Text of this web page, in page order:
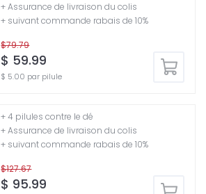
$79.79
$ 59.99
$ 5.00 par pilule
+ Assurance de livraison du colis
+ suivant commande rabais de 10%
$127.67
$ 95.99
+ 4 pilules contre le dé
+ Assurance de livraison du colis
+ suivant commande rabais de 10%